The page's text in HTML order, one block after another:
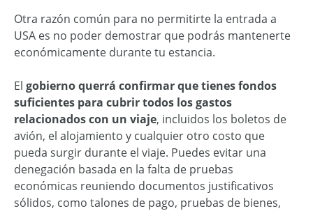
Otra razón común para no permitirte la entrada a
USA es no poder demostrar que podrás mantenerte
económicamente durante tu estancia.
El gobierno querrá confirmar que tienes fondos
suficientes para cubrir todos los gastos
relacionados con un viaje, incluidos los boletos de
avión, el alojamiento y cualquier otro costo que
pueda surgir durante el viaje. Puedes evitar una
denegación basada en la falta de pruebas
económicas reuniendo documentos justificativos
sólidos, como talones de pago, pruebas de bienes,